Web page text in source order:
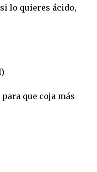
lo quieres ácido,
que coja más